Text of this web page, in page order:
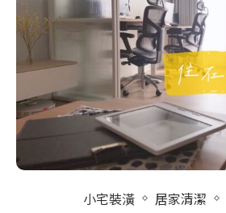
小宅裝潢 居家清潔